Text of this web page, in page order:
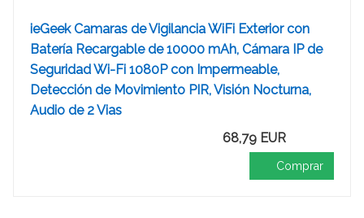
ieGeek Camaras de Vigilancia WiFi Exterior con
Batería Recargable de 10000 mAh, Cámara IP de
Seguridad Wi-Fi 1080P con Impermeable,
Detección de Movimiento PIR, Visión Nocturna,
Audio de 2 Vias
68,79 EUR
Comprar